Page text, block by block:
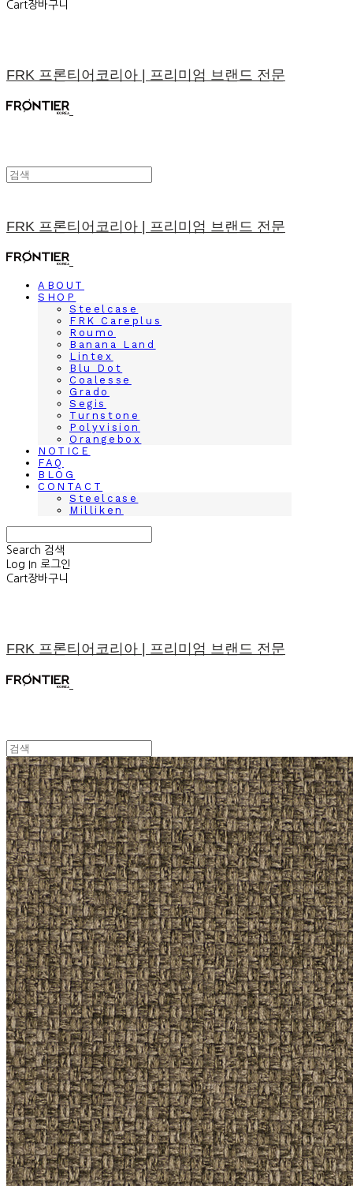
Cart장바구니
FRK 프론티어코리아 | 프리미엄 브랜드 전문
FRK 프론티어코리아 | 프리미엄 브랜드 전문
ABOUT
SHOP
Steelcase
FRK Careplus
Roumo
Banana Land
Lintex
Blu Dot
Coalesse
Grado
Segis
Turnstone
Polyvision
Orangebox
NOTICE
FAQ
BLOG
CONTACT
Steelcase
Milliken
Search 검색
Log In 로그인
Cart장바구니
FRK 프론티어코리아 | 프리미엄 브랜드 전문